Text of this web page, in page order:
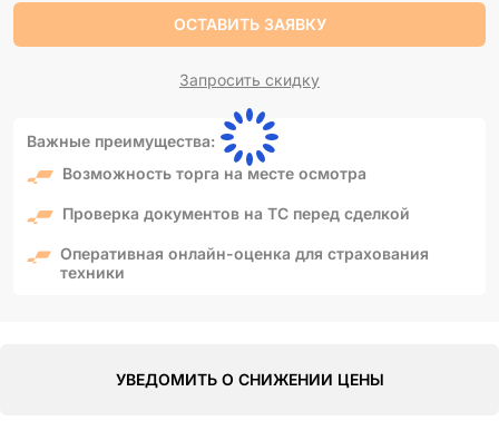
ОСТАВИТЬ ЗАЯВКУ
Запросить скидку
Важные преимущества:
Возможность торга на месте осмотра
Проверка документов на ТС перед сделкой
Оперативная онлайн-оценка для страхования
техники
УВЕДОМИТЬ О СНИЖЕНИИ ЦЕНЫ